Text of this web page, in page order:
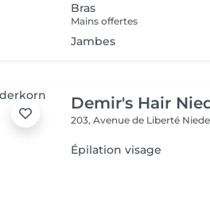
Bras
Mains offertes
Jambes
Demir's Hair
203, Avenue de Liberté
Épilation visage